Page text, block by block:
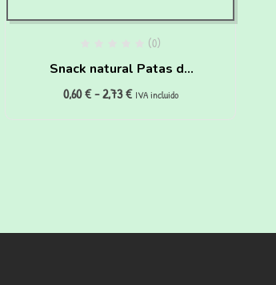
(0)
Snack natural Patas de
Pollo para perros y gatos
0,60€-2,73€ IVA incluido